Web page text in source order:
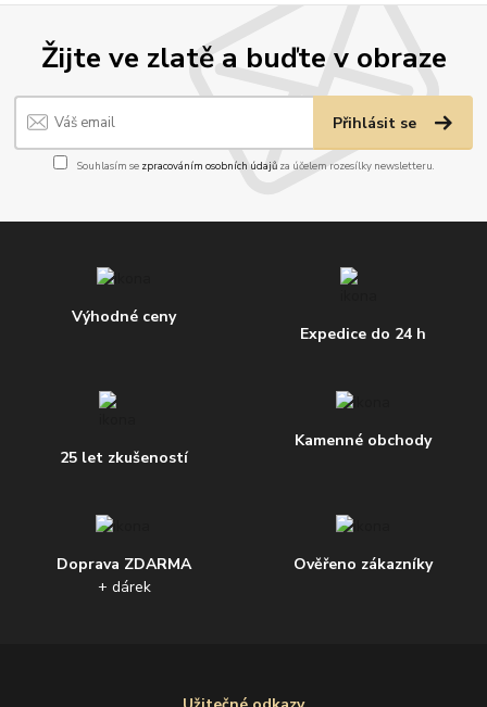
Žijte ve zlatě a buďte v obraze
Přihlásit se
Souhlasím se zpracováním osobních údajůza účelem rozesílky newsletteru.
Výhodné ceny
Expedice do 24 h
25 let zkušeností
Kamenné obchody
Doprava ZDARMA
+ dárek
Ověřeno zákazníky